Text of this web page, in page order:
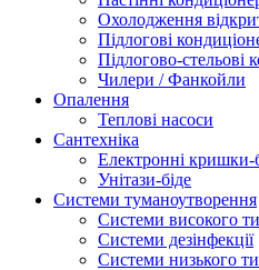
Охолодження
Підлогові
Підлогово-стельові
Чилери / Фанкойли
Опалення
Теплові насоси
Сантехніка
Електронні кришки-
Унітази-біде
Системи туманоутворення
Системи високого
Системи дезінфекції
Системи низького